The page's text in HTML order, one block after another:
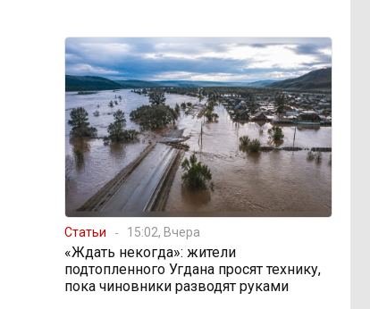
Статьи 15:02, Вчера
«Ждать некогда»: жители
подтопленного Угдана просят технику,
пока чиновники разводят руками